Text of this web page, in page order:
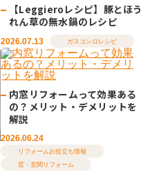
【Leggieroレシピ】豚とほう
れん草の無水鍋のレシピ
2026.07.13 ガスコンロレシピ
内窓リフォームって効果ある
の？メリット・デメリットを
解説
2026.06.24
リフォームお役立ち情報
窓・玄関リフォーム